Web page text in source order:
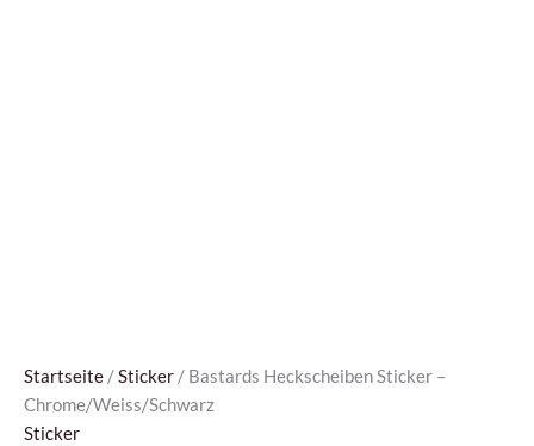
Startseite /Sticker / Bastards Heckscheiben Sticker –
Chrome/Weiss/Schwarz
Sticker